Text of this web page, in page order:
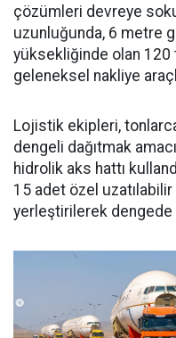
çözümleri devreye
uzunluğunda, 6 metre
yüksekliğinde olan
geleneksel nakliye
Lojistik ekipleri,
dengeli dağıtmak
hidrolik aks hattı
15 adet özel
yerleştirilerek